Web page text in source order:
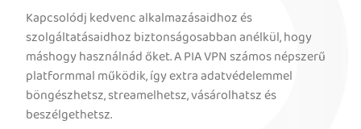
Kapcsolódj kedvenc alkalmazásaidhoz és
szolgáltatásaidhoz biztonságosabban anélkül, hogy
máshogy használnád őket. A PIA VPN számos népszerű
platformmal működik, így extra adatvédelemmel
böngészhetsz, streamelhetsz, vásárolhatsz és
beszélgethetsz.